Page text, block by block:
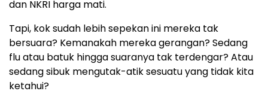
dan NKRI harga mati.
Tapi, kok sudah lebih sepekan ini mereka tak
bersuara? Kemanakah mereka gerangan? Sedang
flu atau batuk hingga suaranya tak terdengar? Atau
sedang sibuk mengutak-atik sesuatu yang tidak kita
ketahui?